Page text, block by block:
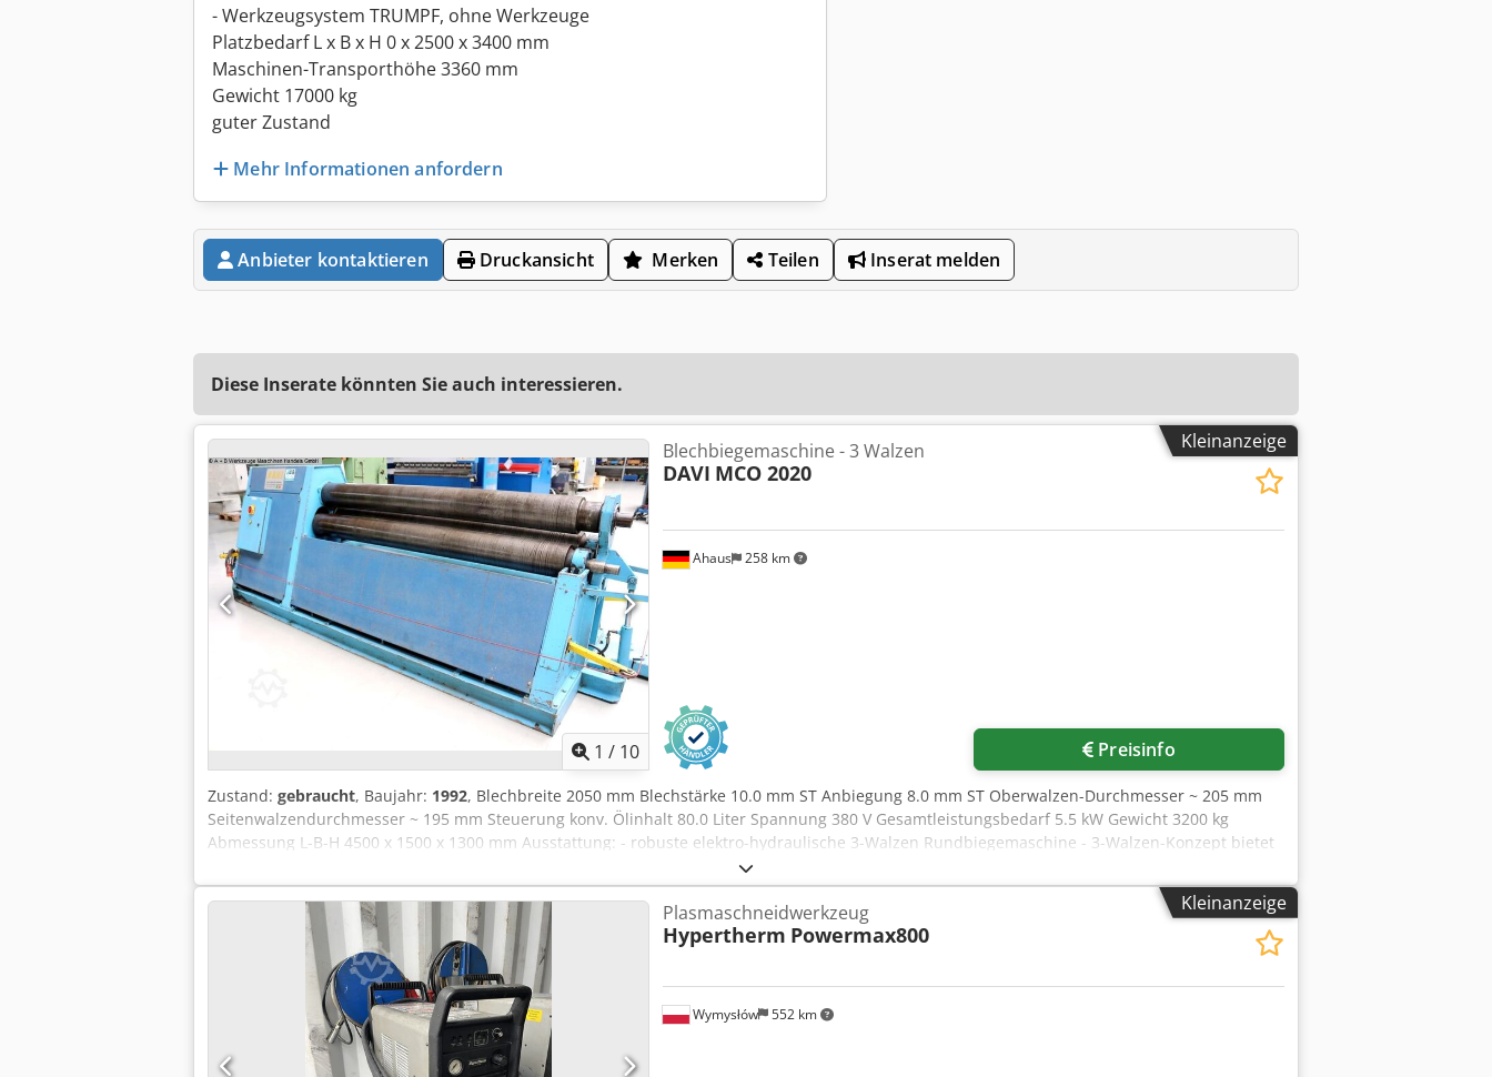
- Werkzeugsystem TRUMPF, ohne Werkzeuge
Platzbedarf L x B x H 0 x 2500 x 3400 mm
Maschinen-Transporthöhe 3360 mm
Gewicht 17000 kg
guter Zustand
Mehr Informationen anfordern
Anbieter kontaktieren Druckansicht Merken Teilen Inserat melden
Diese Inserate könnten Sie auch interessieren.
Kleinanzeige
1 / 10
Ahaus 258 km
Blechbiegemaschine - 3 Walzen
DAVI MCO 2020
Preisinfo
Zustand: gebraucht, Baujahr: 1992, Blechbreite 2050 mm Blechstärke 10.0 mm ST Anbiegung 8.0 mm ST Oberwalzen-Durchmesser ~ 205 mm
Seitenwalzendurchmesser ~ 195 mm Steuerung konv. Ölinhalt 80.0 Liter Spannung 380 V Gesamtleistungsbedarf 5.5 kW Gewicht 3200 kg
Abmessung L-B-H 4500 x 1500 x 1300 mm Ausstattung: - robuste elektro-hydraulische 3-Walzen Rundbiegemaschine - 3-Walzen-Konzept bietet
vielfältigste Biege- und Rundungsmöglichkeiten - schwenkbare Steuerungseinheit, vorne * Bedienung - Ansteuerung aller Walzen bzw.
Maschinenachsen * digitale Positionsanzeige * manuelle Bedienung über JOY-Sticks - Durchmesser von bis zu 1.1-fachen vom
Oberwalzendurchmesser sind möglich - geschmiedete und gehärtete Walzen mit einer Festigkeit von 53-55 HRC - wartungsarmes, stabiles
Maschinenkonzept - stabile Stahl-Schweiß-Konstruktion - elektro-hydraulisches Klapplager für die einfache Rohr-Entnahme - Manometer /
Druckanzeige für die Walzen - Sicherheitseinrichtung (Sicherheitsleine mit Schaltereinheit) - Bedienungsanleitung (PDF) Dodpfx Ajxacdvsgfock
Kleinanzeige
Wymysłów 552 km
Plasmaschneidwerkzeug
Hypertherm Powermax800